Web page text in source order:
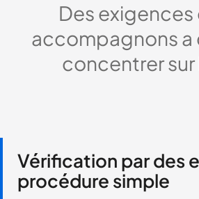
Des
accompagnons a
concentrer sur
Vérification par des
procédure simple